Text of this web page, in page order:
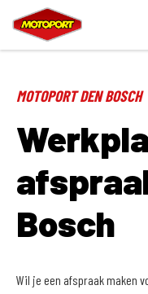
MOTOPORT DEN BOSCH
Bosch
Wil je een afspraak maken